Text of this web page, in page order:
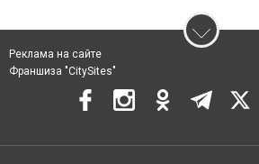
Реклама на сайте
Франшиза "CitySites"